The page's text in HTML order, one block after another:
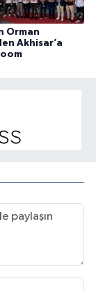
Orman
Akhisar’a